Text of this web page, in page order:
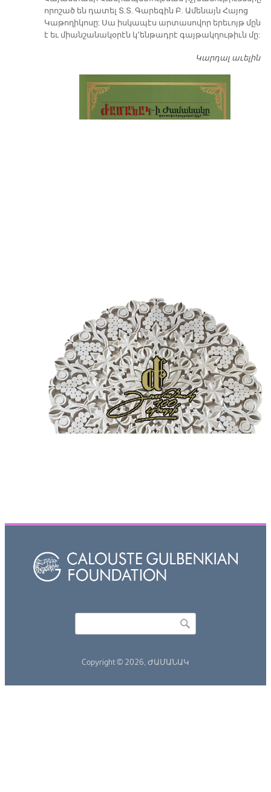
որոշած են դատել Տ.Տ. Գարեգին Բ. Ամենայն Հայոց
Կաթողիկոսը: Սա իսկապէս արտասովոր երեւոյթ մըն
է եւ միանշանակօրէն կ՚ենթադրէ գայթակղութիւն մը:
Կարդալ աւելին
Copyright © 2026, ԺԱՄԱՆԱԿ